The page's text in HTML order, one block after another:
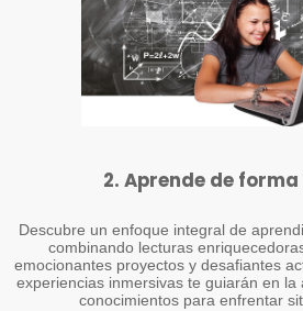
2. Aprende de
Descubre un enfoque integral de
combinando lecturas
emocionantes proyectos y desafiantes
experiencias inmersivas te guiarán en la
conocimientos para enfrentar